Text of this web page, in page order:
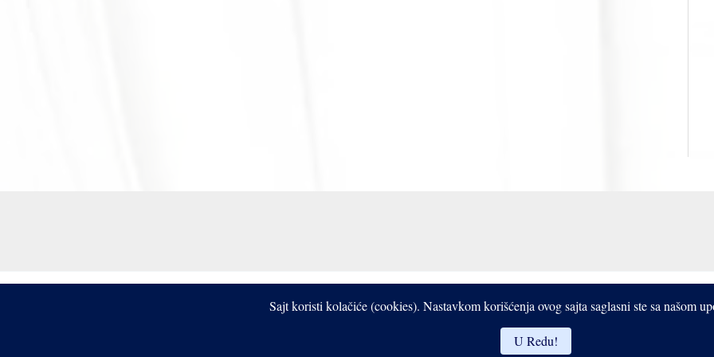
Copyright © 2017- 2026 Bistrooki
Sajt koristi kolačiće (cookies). Nastavkom korišćenja ovog sajta saglasni ste sa našom
U Redu!